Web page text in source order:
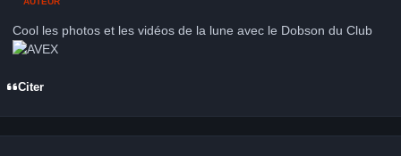
Cool les photos et les vidéos de la lune avec le Dobson du Club
Citer